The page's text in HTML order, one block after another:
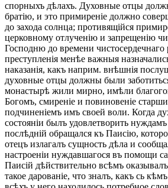
спорныхъ дѣлахъ. Духовные отцы
братію, и это примиреніе должно
до захода солнца; противящійся
церковному отлученію и запрещенію
Господню до времени чистосердечнаго
преступленія менѣе важныя
наказанія, какъ наприм. внѣшнія
духовные отцы должны были
монастырѣ жили мирно, имѣли
Богомъ, смиреніе и повиновеніе
подчиненіемъ имъ своей воли. Когда
состояніи былъ удовлетворить
послѣдній обращался къ Паисію,
отецъ излагалъ сущность дѣла и
настроеніи нуждавшагося въ помощи
Паисій дѣйствительно всѣмъ
такое дарованіе, что зналъ, какъ сь